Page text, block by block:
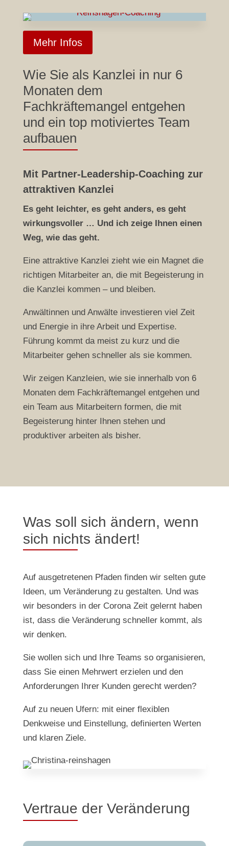
Partner Leadership
Coaching
Mehr Infos
Wie Sie als Kanzlei in nur 6
Monaten dem
Fachkräftemangel entgehen
und ein top motiviertes Team
aufbauen
Mit Partner-Leadership-Coaching zur
attraktiven Kanzlei
Es geht leichter, es geht anders, es geht
wirkungsvoller … Und ich zeige Ihnen einen
Weg, wie das geht.
Eine attraktive Kanzlei zieht wie ein Magnet die
richtigen Mitarbeiter an, die mit Begeisterung in
die Kanzlei kommen – und bleiben.
Anwältinnen und Anwälte investieren viel Zeit
und Energie in ihre Arbeit und Expertise.
Führung kommt da meist zu kurz und die
Mitarbeiter gehen schneller als sie kommen.
Wir zeigen Kanzleien, wie sie innerhalb von 6
Monaten dem Fachkräftemangel entgehen und
ein Team aus Mitarbeitern formen, die mit
Begeisterung hinter Ihnen stehen und
produktiver arbeiten als bisher.
Was soll sich ändern, wenn
sich nichts ändert!
Auf ausgetretenen Pfaden finden wir selten gute
Ideen, um Veränderung zu gestalten. Und was
wir besonders in der Corona Zeit gelernt haben
ist, dass die Veränderung schneller kommt, als
wir denken.
Sie wollen sich und Ihre Teams so organisieren,
dass Sie einen Mehrwert erzielen und den
Anforderungen Ihrer Kunden gerecht werden?
Auf zu neuen Ufern: mit einer flexiblen
Denkweise und Einstellung, definierten Werten
und klaren Ziele.
Vertraue der Veränderung